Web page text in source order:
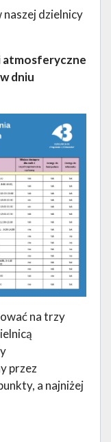
dzielnicy
atmosferyczne
dniu
na trzy
przez
a najniżej